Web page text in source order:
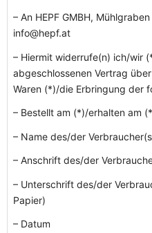
– An HEPF GMBH,
info@hepf.at
– Hiermit widerrufe(n) ich/wir
abgeschlossenen Vertrag
Waren (*)/die Erbringung der
– Bestellt am (*)/erhalten am
– Name des/der
– Anschrift des/der
– Unterschrift des/der
Papier)
– Datum